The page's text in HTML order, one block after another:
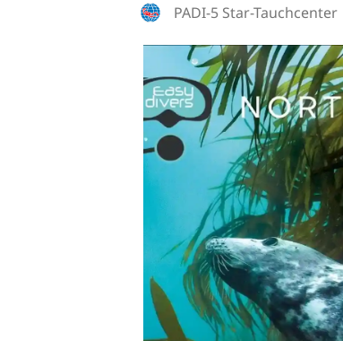
PADI-5 Star-Tauchcenter